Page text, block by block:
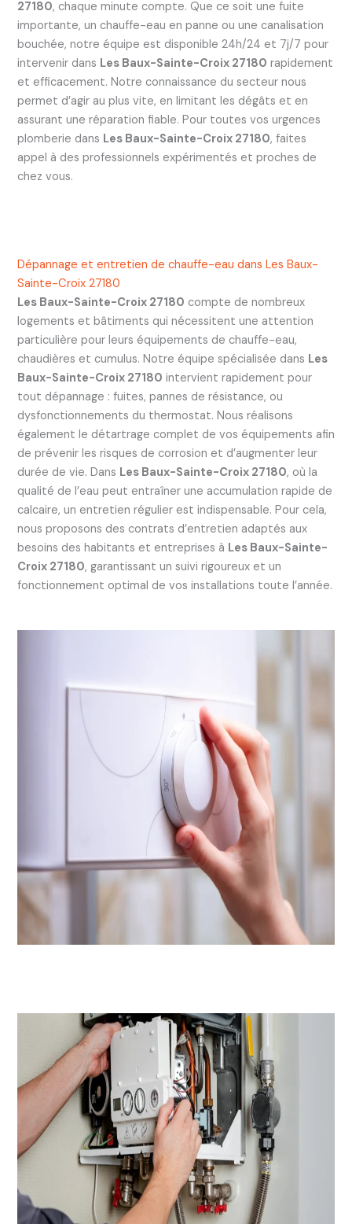
27180, chaque minute compte. Que ce soit une fuite
importante, un chauffe-eau en panne ou une canalisation
bouchée, notre équipe est disponible 24h/24 et 7j/7 pour
intervenir dans Les Baux-Sainte-Croix 27180 rapidement
et efficacement. Notre connaissance du secteur nous
permet d’agir au plus vite, en limitant les dégâts et en
assurant une réparation fiable. Pour toutes vos urgences
plomberie dans Les Baux-Sainte-Croix 27180, faites
appel à des professionnels expérimentés et proches de
chez vous.
Dépannage et entretien de chauffe-eau dans Les Baux-
Sainte-Croix 27180
Les Baux-Sainte-Croix 27180 compte de nombreux
logements et bâtiments qui nécessitent une attention
particulière pour leurs équipements de chauffe-eau,
chaudières et cumulus. Notre équipe spécialisée dans Les
Baux-Sainte-Croix 27180 intervient rapidement pour
tout dépannage : fuites, pannes de résistance, ou
dysfonctionnements du thermostat. Nous réalisons
également le détartrage complet de vos équipements afin
de prévenir les risques de corrosion et d’augmenter leur
durée de vie. Dans Les Baux-Sainte-Croix 27180, où la
qualité de l’eau peut entraîner une accumulation rapide de
calcaire, un entretien régulier est indispensable. Pour cela,
nous proposons des contrats d’entretien adaptés aux
besoins des habitants et entreprises à Les Baux-Sainte-
Croix 27180, garantissant un suivi rigoureux et un
fonctionnement optimal de vos installations toute l’année.